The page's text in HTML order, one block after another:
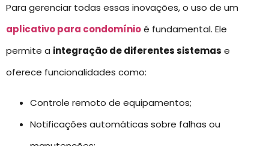
Para gerenciar todas essas inovações, o uso de um
aplicativo para condomínioé fundamental. Ele
permite a integração de diferentes sistemas e
oferece funcionalidades como:
Controle remoto de equipamentos;
Notificações automáticas sobre falhas ou